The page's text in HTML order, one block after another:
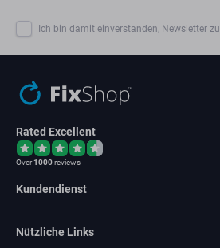
Ich bin damit einverstanden, Newsletter
Rated Excellent
Over1000reviews
Kundendienst
Nützliche Links